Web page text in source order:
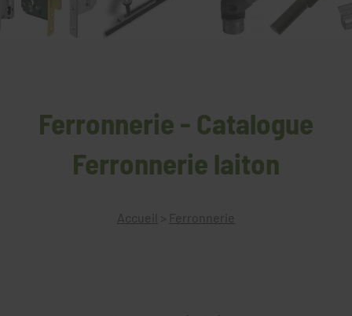
Ferronnerie - Catalogue
Ferronnerie laiton
Accueil > Ferronnerie